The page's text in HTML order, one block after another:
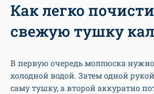
Как легко
свежую тушку
В первую очередь моллюска
холодной водой. Затем одной
саму тушку, а второй аккуратно